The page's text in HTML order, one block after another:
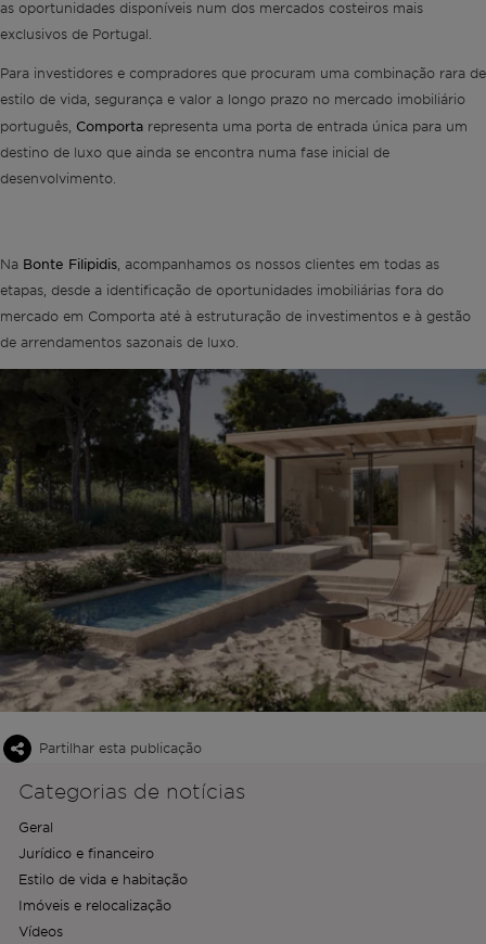
as oportunidades disponíveis num dos mercados costeiros mais
exclusivos de Portugal.
Para investidores e compradores que procuram uma combinação rara de
estilo de vida, segurança e valor a longo prazo no mercado imobiliário
português, Comporta representa uma porta de entrada única para um
destino de luxo que ainda se encontra numa fase inicial de
desenvolvimento.
Na Bonte Filipidis , acompanhamos os nossos clientes em todas as
etapas, desde a identificação de oportunidades imobiliárias fora do
mercado em Comporta até à estruturação de investimentos e à gestão
de arrendamentos sazonais de luxo.
Partilhar esta publicação
Categorias de notícias
Geral
Jurídico e financeiro
Estilo de vida e habitação
Imóveis e relocalização
Vídeos